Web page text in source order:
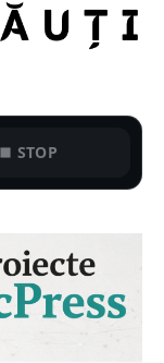
STOP